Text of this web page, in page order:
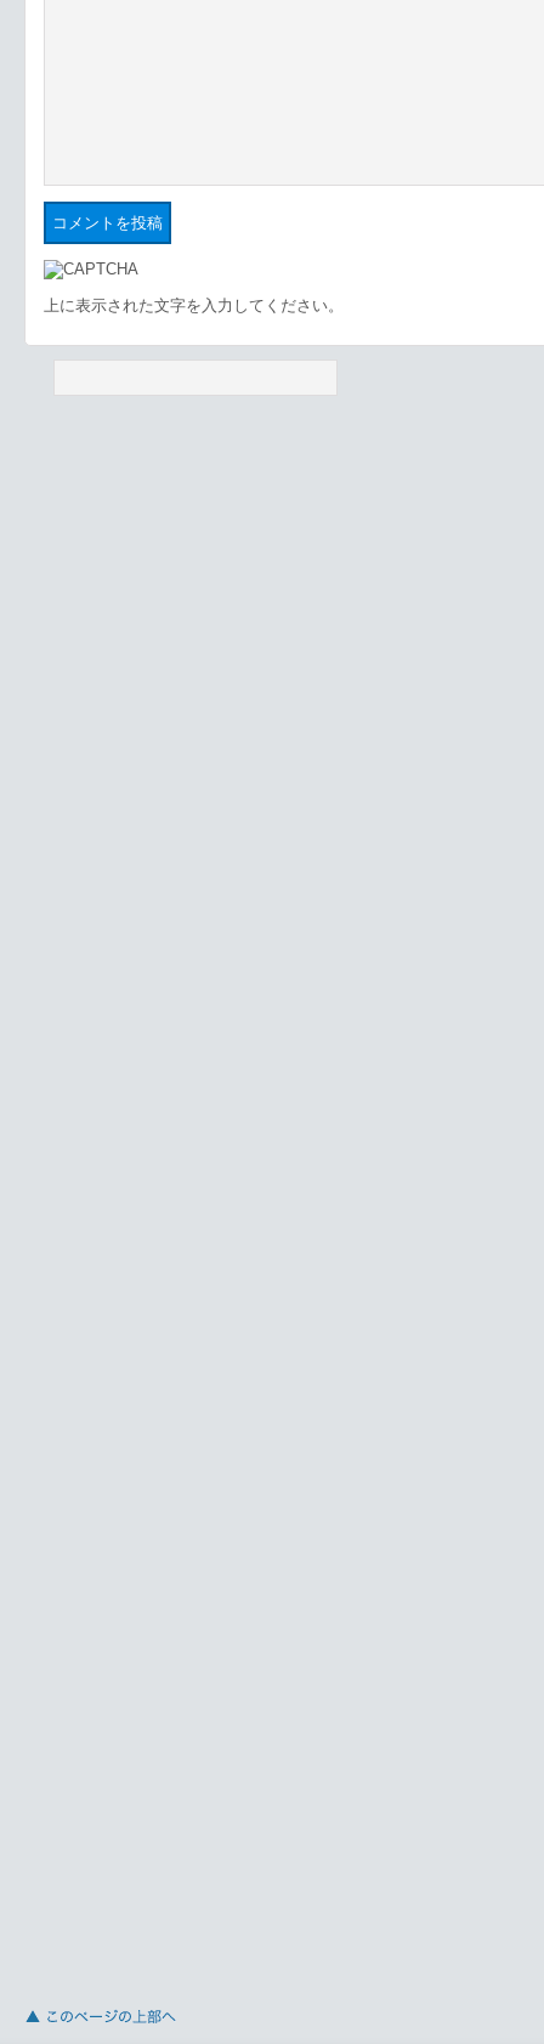
上に表示された文字を入力してください。